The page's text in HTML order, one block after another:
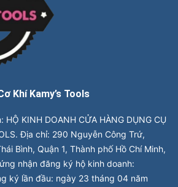
Khí Kamy’s Tools
HỘ KINH DOANH CỬA HÀNG DỤNG CỤ
Địa chỉ: 290 Nguyễn Công Trứ,
Bình, Quận 1, Thành phố Hồ Chí Minh,
nhận đăng ký hộ kinh doanh:
ký lần đầu: ngày 23 tháng 04 năm